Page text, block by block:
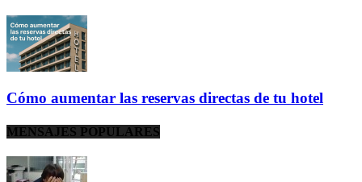
Cómo aumentar las reservas directas de tu hotel
MENSAJES POPULARES